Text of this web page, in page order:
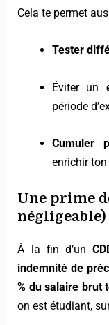
Cela te permet
Tester
Éviter un
période
Cumuler
enrichir ton
Une prime
négligeable)
À la fin d’un
indemnité de
% du salaire brut
on est étudiant,